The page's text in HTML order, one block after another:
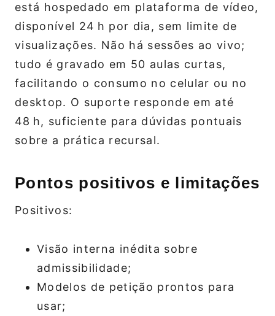
está hospedado em plataforma de vídeo,
disponível 24 h por dia, sem limite de
visualizações. Não há sessões ao vivo;
tudo é gravado em 50 aulas curtas,
facilitando o consumo no celular ou no
desktop. O suporte responde em até
48 h, suficiente para dúvidas pontuais
sobre a prática recursal.
Pontos positivos e limitações
Positivos:
Visão interna inédita sobre
admissibilidade;
Modelos de petição prontos para
usar;